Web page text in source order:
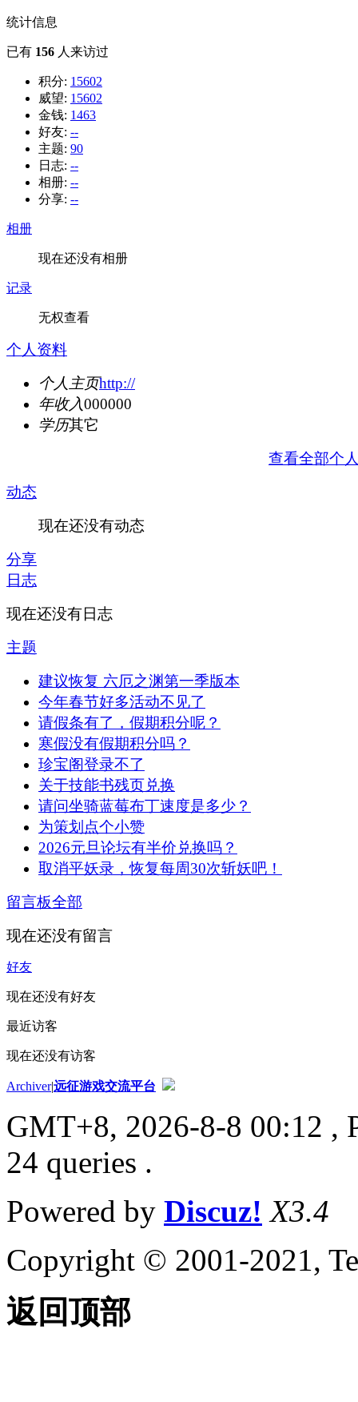
统计信息
已有 156 人来访过
积分: 15602
威望: 15602
金钱: 1463
好友: --
主题: 90
日志: --
相册: --
分享: --
相册
现在还没有相册
记录
无权查看
个人资料
个人主页http://
年收入000000
学历其它
查看全部个
动态
现在还没有动态
分享
日志
现在还没有日志
主题
建议恢复 六厄之渊第一季版本
今年春节好多活动不见了
请假条有了，假期积分呢？
寒假没有假期积分吗？
珍宝阁登录不了
关于技能书残页兑换
请问坐骑蓝莓布丁速度是多少？
为策划点个小赞
2026元旦论坛有半价兑换吗？
取消平妖录，恢复每周30次斩妖吧！
留言板全部
现在还没有留言
好友
现在还没有好友
最近访客
现在还没有访客
Archiver|远征游戏交流平台
GMT+8, 2026-8-8 00:12 ,
24 queries .
Powered by Discuz! X3.4
Copyright © 2001-2021,
返回顶部